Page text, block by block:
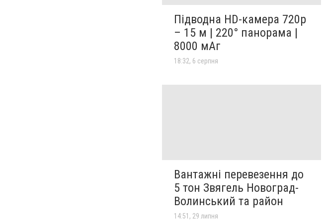
Підводна HD-камера 720p
– 15 м | 220° панорама |
8000 мАг
18:32, 6 серпня
Вантажні перевезення до
5 тон Звягель Новоград-
Волинський та район
14:51, 29 липня